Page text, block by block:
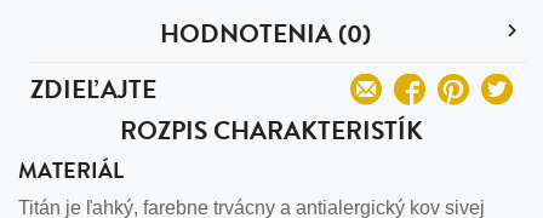
HODNOTENIA (0)
ZDIEĽAJTE
ROZPIS CHARAKTERISTÍK
MATERIÁL
Titán je ľahký, farebne trvácny a antialergický kov sivej